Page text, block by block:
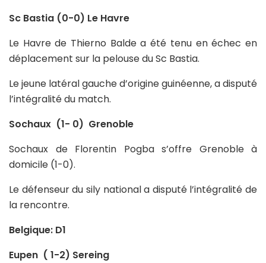
Sc Bastia (0-0) Le Havre
Le Havre de Thierno Balde a été tenu en échec en
déplacement sur la pelouse du Sc Bastia.
Le jeune latéral gauche d’origine guinéenne, a disputé
l’intégralité du match.
Sochaux (1- 0) Grenoble
Sochaux de Florentin Pogba s’offre Grenoble à
domicile (1-0).
Le défenseur du sily national a disputé l’intégralité de
la rencontre.
Belgique: D1
Eupen ( 1-2) Sereing